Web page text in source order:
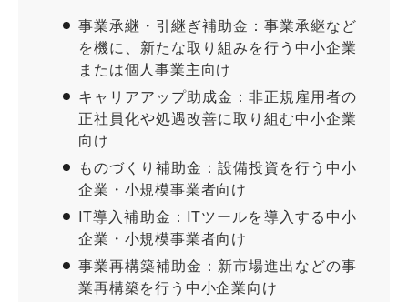
事業承継・引継ぎ補助金：事業承継など
を機に、新たな取り組みを行う中小企業
または個人事業主向け
キャリアアップ助成金：非正規雇用者の
正社員化や処遇改善に取り組む中小企業
向け
ものづくり補助金：設備投資を行う中小
企業・小規模事業者向け
IT導入補助金：ITツールを導入する中小
企業・小規模事業者向け
事業再構築補助金：新市場進出などの事
業再構築を行う中小企業向け